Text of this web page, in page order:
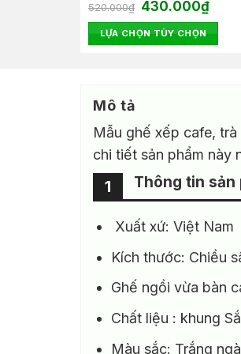
Được xếp
5.00
5 sao
520.000₫ Giá
gốc
là:
520.000₫.
430.000₫Giá
hiện
tại
là:
LỰA CHỌN TÙY CHỌN
có
nhiều
thể.
Các
tùy
thể
chọn
trang
Mô tả
Mẫu ghế xếp cafe,
chi tiết sản phẩm này
Thông tin sản
1
Xuất xứ: Việt Nam
Kích thước: Chiều
Ghế ngồi vừa bàn
Chất liệu : khung
Màu sắc: Trắng